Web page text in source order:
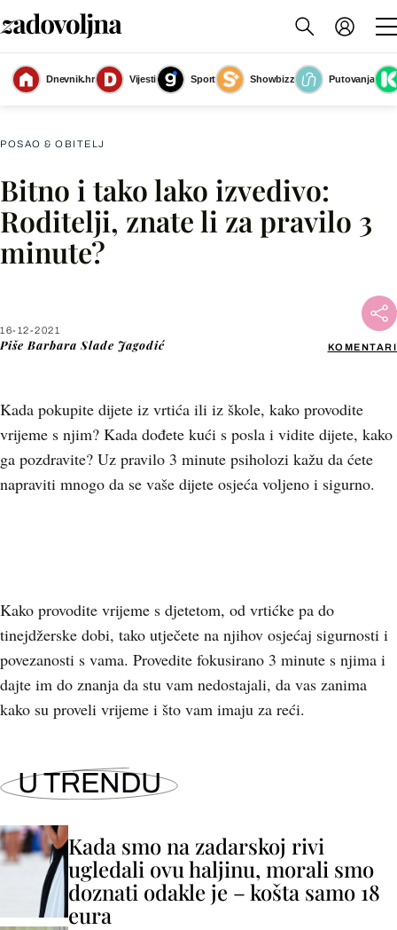
Dnevnik.hr Vijesti Sport Showbizz Putovanja
Upitajte dijete što je radilo u vrtiću ili školi, ali nemojte inzistirati na
odgovoru
(Foto: Getty Images)
POSAO & OBITELJ
Bitno i tako lako izvedivo:
Roditelji, znate li za pravilo 3
minute?
16-12-2021
Piše Barbara Slade Jagodić KOMENTARI
Kada pokupite dijete iz vrtića ili iz škole, kako provodite
vrijeme s njim? Kada dođete kući s posla i vidite dijete, kako
ga pozdravite? Uz pravilo 3 minute psiholozi kažu da ćete
napraviti mnogo da se vaše dijete osjeća voljeno i sigurno.
Facebook
Kako provodite vrijeme s djetetom, od vrtićke pa do
tinejdžerske dobi, tako utječete na njihov osjećaj sigurnosti i
povezanosti s vama. Provedite fokusirano 3 minute s njima i
dajte im do znanja da stu vam nedostajali, da vas zanima
kako su proveli vrijeme i što vam imaju za reći.
U TRENDU
Kada smo na zadarskoj rivi
ugledali ovu haljinu, morali smo
doznati odakle je – košta samo 18
eura